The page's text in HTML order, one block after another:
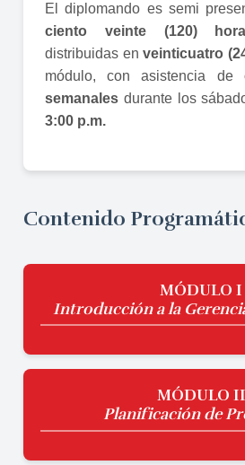
El diplomando es semi
ciento veinte (120)
distribuidas enveinticuatro
módulo, con asistencia de
semanales durante los
3:00 p.m.
Contenido
MÓDULO I
Introducción a la
MÓDULO II
Planificación de